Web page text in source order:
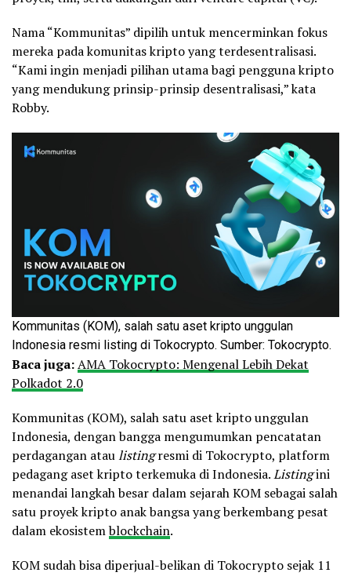
Nama “Kommunitas” dipilih untuk mencerminkan fokus
mereka pada komunitas kripto yang terdesentralisasi.
“Kami ingin menjadi pilihan utama bagi pengguna kripto
yang mendukung prinsip-prinsip desentralisasi,” kata
Robby.
Kommunitas (KOM), salah satu aset kripto unggulan
Indonesia resmi listing di Tokocrypto. Sumber: Tokocrypto.
Baca juga:AMA Tokocrypto: Mengenal Lebih Dekat
Polkadot 2.0
Kommunitas (KOM), salah satu aset kripto unggulan
Indonesia, dengan bangga mengumumkan pencatatan
perdagangan ataulistingresmi di Tokocrypto, platform
pedagang aset kripto terkemuka di Indonesia.Listingini
menandai langkah besar dalam sejarah KOM sebagai salah
satu proyek kripto anak bangsa yang berkembang pesat
dalam ekosistemblockchain.
KOM sudah bisa diperjual-belikan di Tokocrypto sejak 11